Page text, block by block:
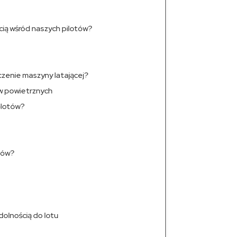
wśród naszych pilotów?
maszyny latającej?
powietrznych
do lotu